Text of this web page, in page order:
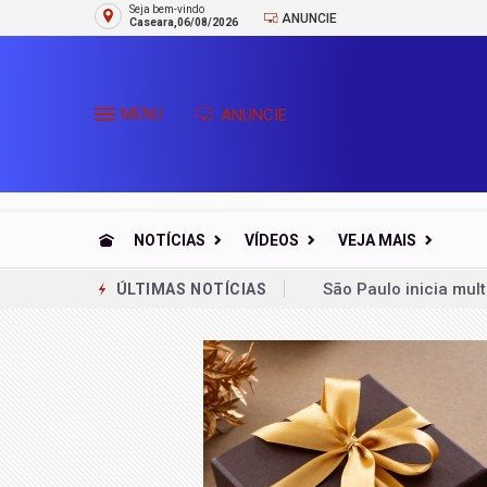
Seja bem-vindo
Caseara,06/08/2026
ANUNCIE
MENU ANUNCIE
NOTÍCIAS VÍDEOS VEJA MAIS
ÚLTIMAS NOTÍCIAS
Aberta chamada
Brasil vence Chile
STF derruba
Estudo sobre
Projeto seleciona